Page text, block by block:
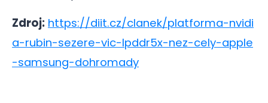
Zdroj: https://diit.cz/clanek/platforma-nvidi
a-rubin-sezere-vic-lpddr5x-nez-cely-apple
-samsung-dohromady